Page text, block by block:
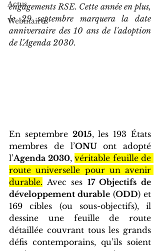
Actus
Webinaires
engagements RSE. Cette année en plus,
le 29 septembre marquera la date
anniversaire des 10 ans de l'adoption
de l’Agenda 2030.
En septembre 2015, les 193 États
membres de l’ONU ont adopté
l’Agenda 2030, véritable feuille de
route universelle pour un avenir
durable. Avec ses 17 Objectifs de
développement durable (ODD) et
169 cibles (ou sous-objectifs), il
dessine une feuille de route
détaillée couvrant tous les grands
défis contemporains, qu’ils soient